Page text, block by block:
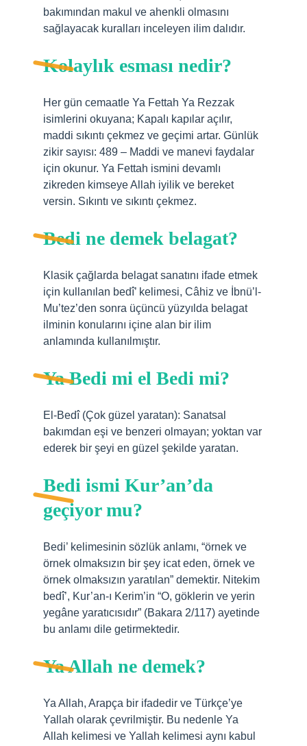
bakımından makul ve ahenkli olmasını
sağlayacak kuralları inceleyen ilim dalıdır.
Kolaylık esması nedir?
Her gün cemaatle Ya Fettah Ya Rezzak
isimlerini okuyana; Kapalı kapılar açılır,
maddi sıkıntı çekmez ve geçimi artar. Günlük
zikir sayısı: 489 – Maddi ve manevi faydalar
için okunur. Ya Fettah ismini devamlı
zikreden kimseye Allah iyilik ve bereket
versin. Sıkıntı ve sıkıntı çekmez.
Bedi ne demek belagat?
Klasik çağlarda belagat sanatını ifade etmek
için kullanılan bedî’ kelimesi, Câhiz ve İbnü’l-
Mu’tez’den sonra üçüncü yüzyılda belagat
ilminin konularını içine alan bir ilim
anlamında kullanılmıştır.
Ya Bedi mi el Bedi mi?
El-Bedî (Çok güzel yaratan): Sanatsal
bakımdan eşi ve benzeri olmayan; yoktan var
ederek bir şeyi en güzel şekilde yaratan.
Bedi ismi Kur’an’da
geçiyor mu?
Bedi’ kelimesinin sözlük anlamı, “örnek ve
örnek olmaksızın bir şey icat eden, örnek ve
örnek olmaksızın yaratılan” demektir. Nitekim
bedî’, Kur’an-ı Kerim’in “O, göklerin ve yerin
yegâne yaratıcısıdır” (Bakara 2/117) ayetinde
bu anlamı dile getirmektedir.
Ya Allah ne demek?
Ya Allah, Arapça bir ifadedir ve Türkçe’ye
Yallah olarak çevrilmiştir. Bu nedenle Ya
Allah kelimesi ve Yallah kelimesi aynı kabul